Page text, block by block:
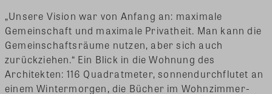
„Unsere Vision war von Anfang an: maximale
Gemeinschaft und maximale Privatheit. Man kann die
Gemeinschaftsräume nutzen, aber sich auch
zurückziehen.“ Ein Blick in die Wohnung des
Architekten: 116 Quadratmeter, sonnendurchflutet an
einem Wintermorgen, die Bücher im Wohnzimmer-